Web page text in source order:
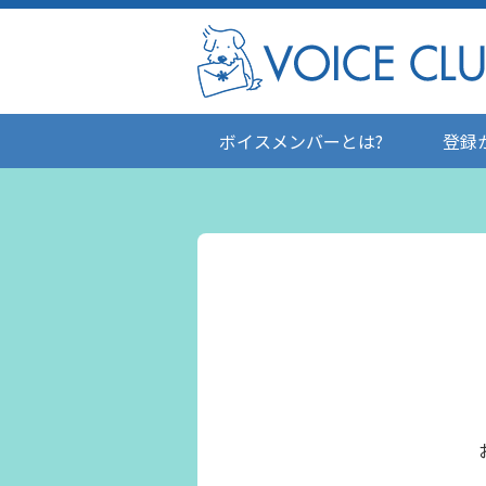
ボイスメンバーとは? 登録